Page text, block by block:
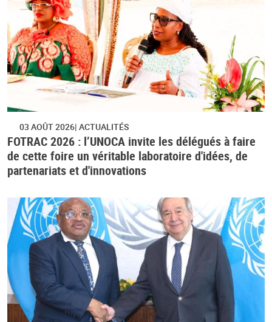
03 AOÛT 2026 ACTUALITÉS
FOTRAC 2026 : l’UNOCA invite les délégués à faire
de cette foire un véritable laboratoire d'idées, de
partenariats et d'innovations